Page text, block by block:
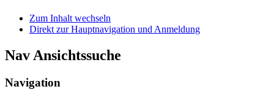
Zum Inhalt wechseln
Direkt zur Hauptnavigation und Anmeldung
Nav Ansichtssuche
Navigation